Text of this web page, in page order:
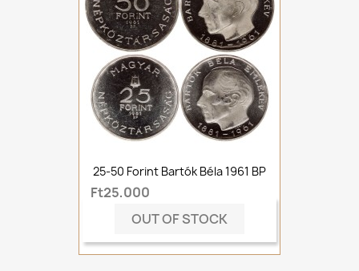
25-50 Forint Bartók Béla 1961 BP
Ft25,000
OUT OF STOCK